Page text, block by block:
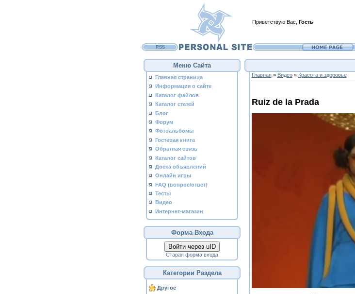
Приветствую Вас Гость
RSS
Меню Сайта
Главная страница
Информация о сайте
Каталог файлов
Каталог статей
Блог
Форум
Фотоальбомы
Гостевая книга
Обратная связь
Каталог сайтов
Доска объявлений
Онлайн игры
FAQ (вопрос/ответ)
Тесты
Видео
Интернет-магазин
Форма Входа
Войти через uID
Старая форма входа
Категории Раздела
Другое
Главная» Видео» Красота и здоровье
Ruiz de la Prada